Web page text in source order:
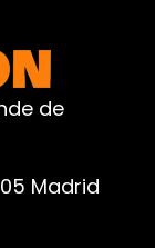
de
Madrid